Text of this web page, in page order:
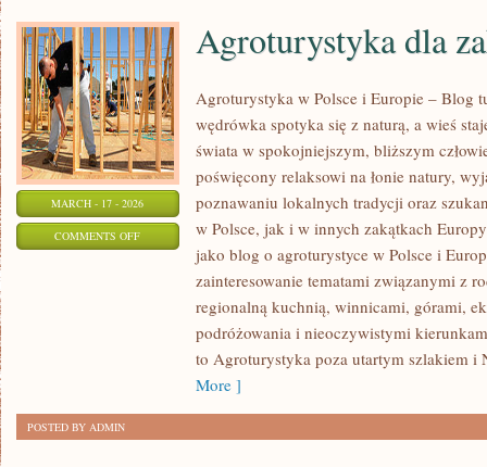
MARCH - 17 - 2026
COMMENTS OFFON
AGROTURYSTYKA
ZAKOCHANYCH
Agroturystyka dla
Agroturystyka w Polsce i Europie – Blog
wędrówka spotyka się z naturą, a wieś
świata w spokojniejszym, bliższym
poświęcony relaksowi na łonie natury,
poznawaniu lokalnych tradycji oraz
w Polsce, jak i w innych zakątkach
jako blog o agroturystyce w Polsce i
zainteresowanie tematami związanymi z
regionalną kuchnią, winnicami, górami,
podróżowania i nieoczywistymi
to Agroturystyka poza utartym szlakiem i
More ]
POSTED BY ADMIN